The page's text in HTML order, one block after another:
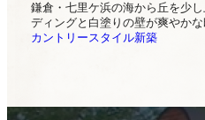
鎌倉・七里ケ浜の海から丘を少
ディングと白塗りの壁が爽やか
カントリースタイル新築